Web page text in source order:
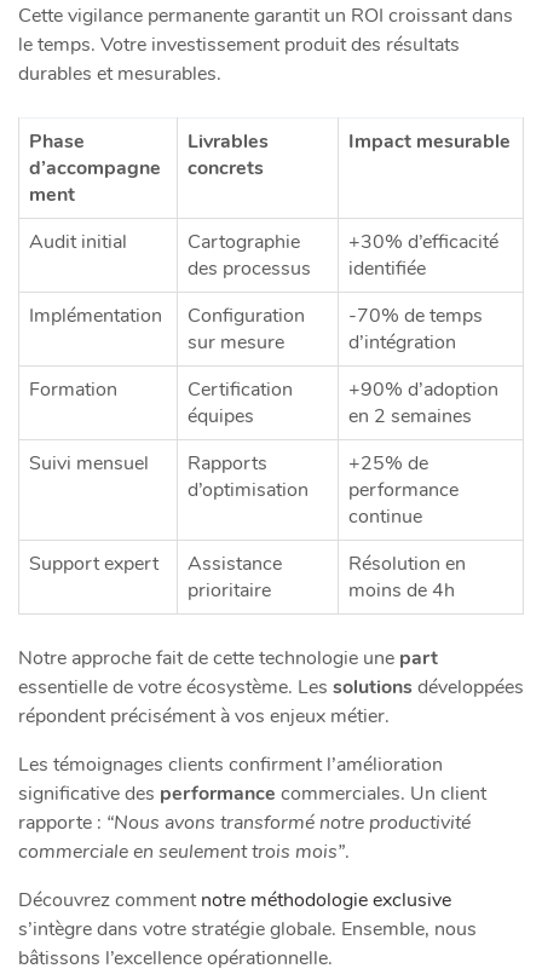
Cette vigilance permanente garantit un ROI croissant dans
le temps. Votre investissement produit des résultats
durables et mesurables.
Phase
d’accompagne
ment
Livrables
concrets
Impact mesurable
Audit initial
Cartographie
des processus
+30% d’efficacité
identifiée
Implémentation
Configuration
sur mesure
-70% de temps
d’intégration
Formation
Certification
équipes
+90% d’adoption
en 2 semaines
Suivi mensuel
Rapports
d’optimisation
+25% de
performance
continue
Support expert
Assistance
prioritaire
Résolution en
moins de 4h
Notre approche fait de cette technologie une part
essentielle de votre écosystème. Les solutionsdéveloppées
répondent précisément à vos enjeux métier.
Les témoignages clients confirment l’amélioration
significative des performance commerciales. Un client
rapporte : “Nous avons transformé notre productivité
commerciale en seulement trois mois”.
Découvrez commentnotre méthodologie exclusive
s’intègre dans votre stratégie globale. Ensemble, nous
bâtissons l’excellence opérationnelle.